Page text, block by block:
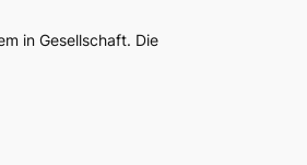
in Gesellschaft. Die